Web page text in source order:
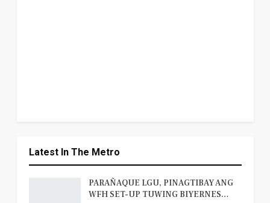
Latest In The Metro
PARAÑAQUE LGU, PINAGTIBAY ANG
WFH SET-UP TUWING BIYERNES…